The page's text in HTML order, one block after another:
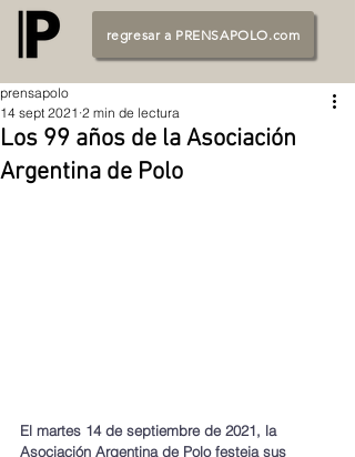
regresar a PRENSAPOLO.com
Los 99 años de la Asociación
Argentina de Polo
prensapolo
14 sept 2021 2 min de lectura
El martes 14 de septiembre de 2021, la
Asociación Argentina de Polo festeja sus